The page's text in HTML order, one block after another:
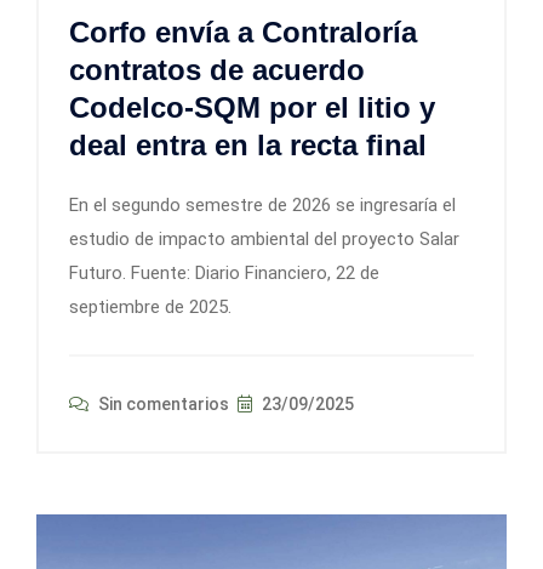
Corfo envía a Contraloría
contratos de acuerdo
Codelco-SQM por el litio y
deal entra en la recta final
En el segundo semestre de 2026 se ingresaría el
estudio de impacto ambiental del proyecto Salar
Futuro. Fuente: Diario Financiero, 22 de
septiembre de 2025.
Sin comentarios 23/09/2025